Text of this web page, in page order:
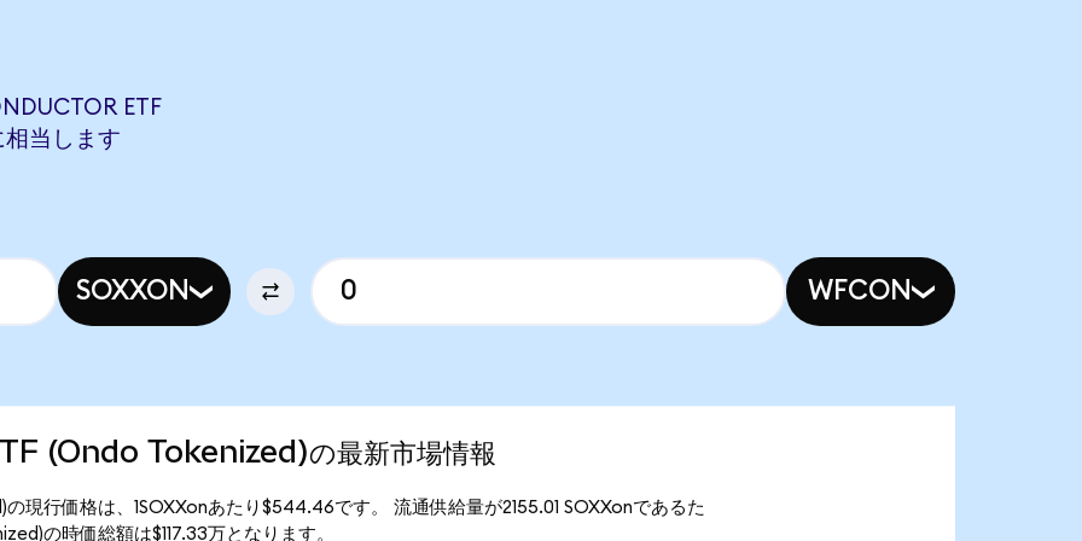
ETF
相当します
SOXXON WFCON
(Ondo Tokenized)の最新市場情報
現行価格は、1SOXXonあたり$544.46です。 流通供給量が2155.01 SOXXonであるた
の時価総額は$117.33万となります。